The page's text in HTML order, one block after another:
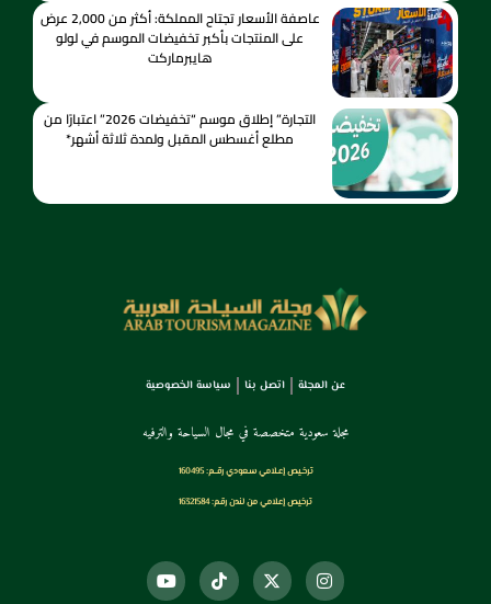
عاصفة الأسعار تجتاح المملكة: أكثر من 2,000 عرض
على المنتجات بأكبر تخفيضات الموسم في لولو
هايبرماركت
التجارة” إطلاق موسم “تخفيضات 2026” اعتبارًا من
مطلع أغسطس المقبل ولمدة ثلاثة أشهر*
عن المجلة اتصل بنا سياسة الخصوصية
مجلة سعودية متخصصة في مجال السياحة والترفيه
ترخـيص إعـلامي سـعودي رقــم: 160495
ترخيص إعلامي من لندن رقم: 16321584